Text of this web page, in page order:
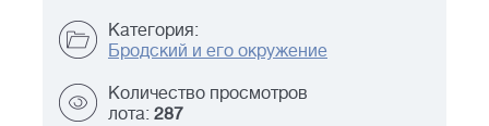
Категория:
Бродский и его окружение
Количество просмотров
лота: 287